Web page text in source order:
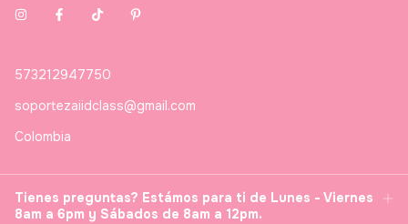
573212947750
soportezaiidclass@gmail.com
Colombia
Tienes preguntas? Estámos para ti de Lunes - Viernes
8am a 6pm y Sábados de 8am a 12pm.